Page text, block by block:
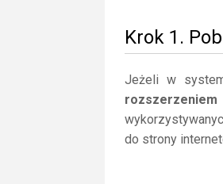
Krok 1.
Jeżeli w
rozszerzeniem
do strony